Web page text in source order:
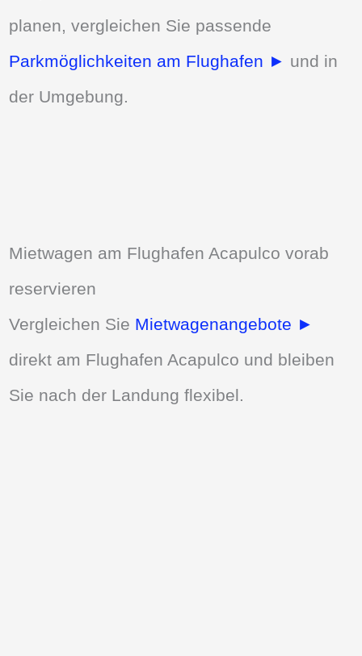
planen, vergleichen Sie passende
Parkmöglichkeiten am Flughafen ► und in
der Umgebung.
Mietwagen am Flughafen Acapulco vorab
reservieren
Vergleichen Sie Mietwagenangebote ►
direkt am Flughafen Acapulco und bleiben
Sie nach der Landung flexibel.